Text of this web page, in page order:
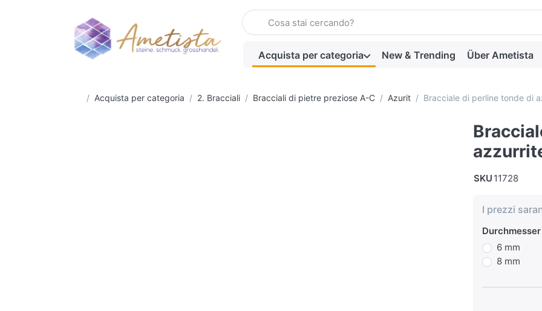
Enter a search term. Press the Enter key to view all the results.
Acquista per categoria New & Trending Über Ametista
Homepage
Acquista per categoria 2. Bracciali Bracciali di pietre preziose A-C Azurit Bracciale di perline tonde di
SKU 11728
I prezzi
6 mm
8 mm